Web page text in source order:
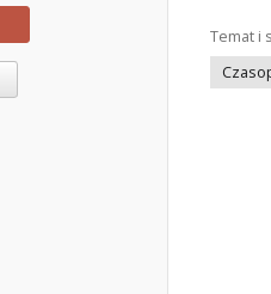
Temat i